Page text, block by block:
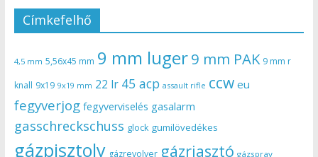
Címkefelhő
4,5 mm 5,56x45 mm 9 mm luger9 mm PAK 9 mm r
knall 9x19 9x19 mm 22 lr 45 acp assault rifle ccw eu
fegyverjog fegyverviselés gasalarm
gasschreckschuss glock gumilövedékes
gázpisztoly gázrevolver gázriasztó gázspray